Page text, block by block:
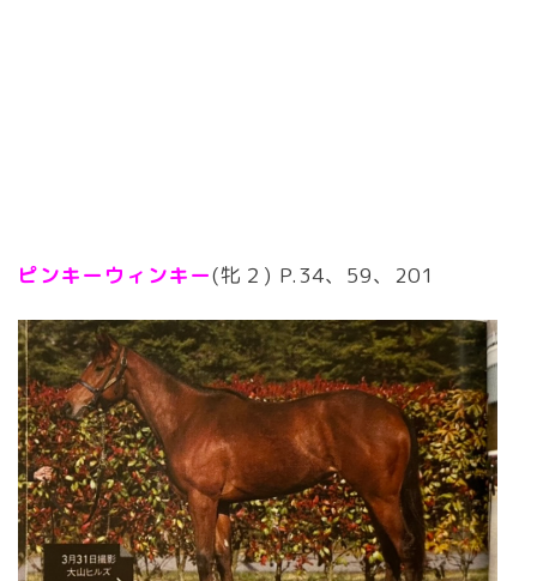
ピンキーウィンキー(牝２) P.34、59、201